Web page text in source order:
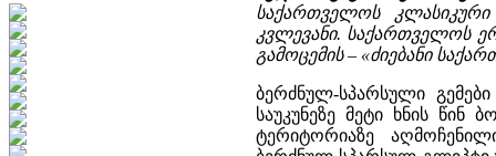
საქართველოს
კვლევანი. საქართველოს
გამოცემის – «ძიებანი
ბერძნულ-სპარსული გემები საქართველოსთან მიმართებაში პირველად მოიხსენიეს ნახევარ საუკუნეზე მეტი ხნის წინ ბორის კუფტინმა და მარია მაქსიმოვამ, რომლებმაც საქართველოს ტერიტორიაზე აღმოჩენილი ლურჯი მინის მრავალწახნაგები (ტაბლოიდები) დაუკავშირეს ბერძნულ-სპარსულ გლიპტიკას [Куфтин Б. 1941:31-32; Максимова М. 1941:72-92] (ტაბ.II, 1-3). იმავე ფორმის ქვის საბეჭდავები მაშინ ცნობილი იყო მცირე აზიიდან და თარიღდებოდა დროის მოკლე მონაკვეთით ქ.წ. V ს-ის მეორე ნახევარსა და ქ.წ. IV ს-ის პირველ ნახევარს შორის. სწორედ ამიტომ მიიჩნია მ.მაქსიმოვამ ლურჯი მინის ტაბლოიდები მცირეაზიული ქვის ათწახნაგა საბეჭდავების ასლებად და ისინიც იმავე გვიანაქემენიდური პერიოდით დაათარიღა [Максимова М. 1941:72-92]. მარგარიტა ლორთქიფანიძესაც ლურჯი მინის ტაბლოიდები მცირეაზიული ქვის საბეჭდავების მექანიკურ ასლებად მიაჩნდა, მაგრამ იგი, მ. მაქსიმოვასაგან განსხვავებით, თვლიდა, რომ ლურჯი მინის მრავალწახნაგების წარმოება იბერიაში გრძელდებოდა ქ.წ. V ს-დან ქ.წ. I ს-მდე. მანვე პირველმა შენიშნა, რომ მინის რამდენიმე მრავალწახნაგა ერთი და იგივე ყალიბშია ჩამოსხმული და, ამდენად, მათზე არსებული გამოსახულებებიც იდენტურია [ლორთქიფანიძე მ. 1963:136-158; ლორთქიფანიძე მ. 1969:49] (ტაბ.II, 2-3). ამჟამად ცნობილია 19 სხვადასხვა ყალიბში ჩამოსხმული მინის 80-ზე მეტი მრავალწახნაგა და მათი აბსოლუტური უმრავლესობა აღმოჩენილია ქართლის სამეფოს (იბერიის) ისტორიულ ტერიტორიაზე. ამასთან დასტურდება სხვადასხვა ყალიბში ჩამოსხულ მრავალწახნაგათა სისტემური თანხვედრა არქეოლოგიურ კომპლექსებში (ტაბ. I). ეს გარემოება კი იმის უტყუარი საბუთია, რომ მინის ტაბლოიდები დროის შედარებით მოკლე პერიოდში უნდა იყოს დამზადებული, რადგანაც ძნელი წარმოსადგენია, რომ ერთი და იგივე ყალიბი ჩამოსასხმელად ხუთი საუკუნის განმავლობაში გამოეყენებინათ. და ხაზგასმით ისიც უნდა აღინიშნოს, რომ არცერთი არქეოლოგიური კომპლექსი, რომელშიც ლურჯი მინის მრავალწახნაგაა წარმოდგენილი, არ თარიღდება ქ.წ. II ს-ის დასასრულზე უფრო ადრეული ხანით, ხოლო მინის ტაბლოიდთა საკმაოდ დიდი ნაწილი ქ.შ. I ს-ის სამარხებშია მოპოვებული არქეოლოგიური გათხრებით. ამგვარად უეჭველია, რომ ლურჯი მინის ტაბლოიდების წარმოება უნდა დათარიღდეს ქ.წ. I ან II-I ს-ით [Гагошидзе Ю. 1975]. მაგრამ თუკი ეს ასეა, მაშინ როგორღა ავხსნათ ამ ტაბლოიდების გამოსახულებათა თემატური და სტილისტური მსგავსება ე.წ. “ბერძნულსპარსულ” გლიპტიკასთან, რაც შენიშნულია არაერთი ავტორიტეტული მკვლევარის მიერ? გვიანაქემენიდური ხანის მცირე აზიის გლიპტიკაში ა.ფურტვენგლერმა ჯერ კიდევ 1900 წელს გამოჰყო ორი მხატვრული ტენდენცია – აღმოსავლურ-იონიური და ბერძნულ-სპარსული [Furtwängler A 1900:116]. მეცნიერ - მკვლევართა ნაწილი (ფურტვენგლერი, რიხტერი, ოსბორნი) თვლის, რომ ბერძნულ-სპარსულ საბეჭდავებს მცირე აზიაში სპარსელთა დაკვეთით კვეთდნენ სპარსელთა სამსახურში მყოფი ბერძენი ხელოსნები, მაშინ როცა სხვებს (ფოვილი, კნიპოვიჩი, მაქსიმოვა, სერიგი) მიაჩნიათ, რომ ეს საბეჭდავები შექმნილია ბერძნული ხელოვნების გავლენის ქვეშ მყოფი სპარსელი ხელოსნების მიერ (დაწვრილებით იხ.: [Никулина Н. 1966]). მაგრამ ნ.ნიკულინა არცერთ ამ მოსაზრებას არ ეთანხმება და წერს, რომ